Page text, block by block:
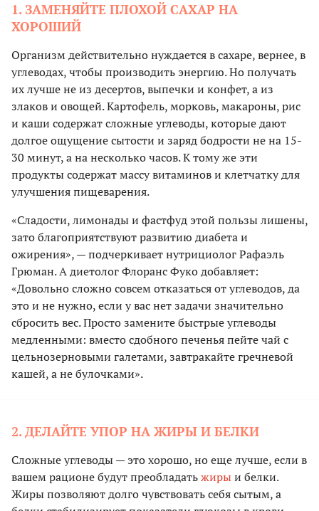
1. ЗАМЕНЯЙТЕ ПЛОХОЙ САХАР НА
ХОРОШИЙ
Организм действительно нуждается в сахаре, вернее, в
углеводах, чтобы производить энергию. Но получать
их лучше не из десертов, выпечки и конфет, а из
злаков и овощей. Картофель, морковь, макароны, рис
и каши содержат сложные углеводы, которые дают
долгое ощущение сытости и заряд бодрости не на 15-
30 минут, а на несколько часов. К тому же эти
продукты содержат массу витаминов и клетчатку для
улучшения пищеварения.
«Сладости, лимонады и фастфуд этой пользы лишены,
зато благоприятствуют развитию диабета и
ожирения», — подчеркивает нутрициолог Рафаэль
Грюман. А диетолог Флоранс Фуко добавляет:
«Довольно сложно совсем отказаться от углеводов, да
это и не нужно, если у вас нет задачи значительно
сбросить вес. Просто замените быстрые углеводы
медленными: вместо сдобного печенья пейте чай с
цельнозерновыми галетами, завтракайте гречневой
кашей, а не булочками».
2. ДЕЛАЙТЕ УПОР НА ЖИРЫ И БЕЛКИ
Сложные углеводы — это хорошо, но еще лучше, если в
вашем рационе будут преобладатьжирыи белки.
Жиры позволяют долго чувствовать себя сытым, а